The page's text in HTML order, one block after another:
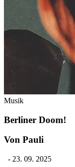
Musik
Berliner Doom!
Von Pauli
- 23. 09. 2025